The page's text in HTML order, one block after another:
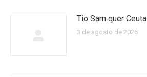
Tio Sam quer Ceuta
3 de agosto de 2026